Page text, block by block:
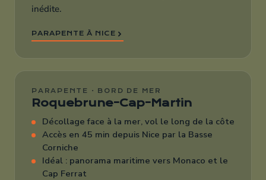
inédite.
PARAPENTE À NICE
PARAPENTE · BORD DE MER
Roquebrune-Cap-Martin
Décollage face à la mer, vol le long de la côte
Accès en 45 min depuis Nice par la Basse
Corniche
Idéal : panorama maritime vers Monaco et le
Cap Ferrat